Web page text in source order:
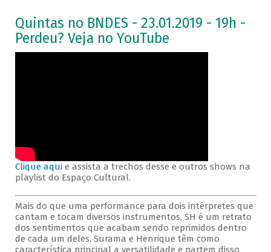
Quintas no BNDES - 23.01.2019 - 19h -
Perdeu? Veja no YouTube
Clique aquie assista a trechos desse e outros shows na
playlist do Espaço Cultural.
Mais do que uma performance para dois intérpretes que
cantam e tocam diversos instrumentos, SH é um retrato
dos sentimentos que acabam sendo reprimidos dentro
de cada um deles. Surama e Henrique têm como